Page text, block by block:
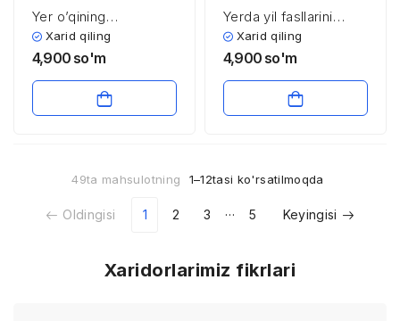
Yer o’qining
presession va
nutasion harakatlari
Xarid qiling
4,900 so'm
Yerda yil fasllarini
almashinishi va yer
o’qining presession va
Xarid qiling
4,900 so'm
49ta mahsulotning 1–12tasi ko'rsatilmoqda
Oldingisi 1 2 3 … 5 Keyingisi
Xaridorlarimiz fikrlari